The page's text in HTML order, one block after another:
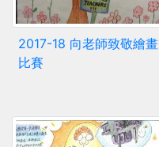
2017-18 向老師致敬繪畫
比賽